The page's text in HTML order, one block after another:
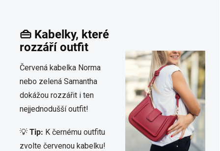
👜 Kabelky, které
rozzáří outfit
Červená kabelka Norma
nebo zelená Samantha
dokážou rozzářit i ten
nejjednodušší outfit!
💡 Tip: K černému outfitu
zvolte červenou kabelku!